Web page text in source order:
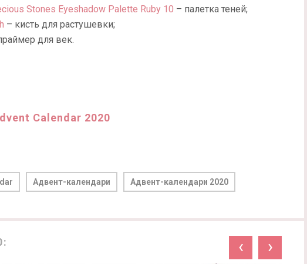
Stones Eyeshadow Palette Ruby 10 – палетка теней;
– кисть для растушевки;
для век.
Calendar 2020
Адвент-календари Адвент-календари 2020
‹ ›